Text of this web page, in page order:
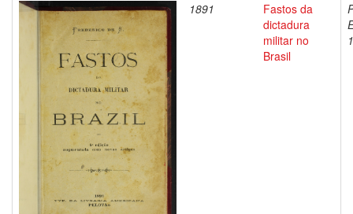
1891
Fastos da
dictadura
militar no
Brasil